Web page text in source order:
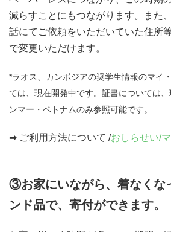
減らすことにもつながります。また
話にてご依頼をいただいていた住所
で変更いただけます。
*ラオス、カンボジアの奨学生情報のマイ
ては、現在開発中です。証書については
ンマー・ベトナムのみ参照可能です。
➡ ご利用方法について /おしらせい/
③お家にいながら、着なくな
ンド品で、寄付ができます。